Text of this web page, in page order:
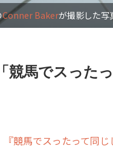
Conner Bakerが撮影した写
競馬でスった
『競馬でスったって同